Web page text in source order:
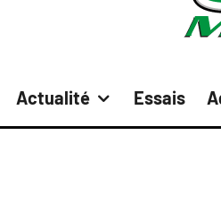
Actualité Essais